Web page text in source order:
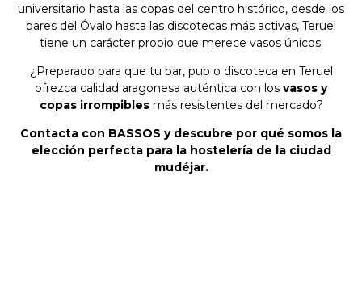
universitario hasta las copas del centro histórico, desde los
bares del Óvalo hasta las discotecas más activas, Teruel
tiene un carácter propio que merece vasos únicos.
¿Preparado para que tu bar, pub o discoteca en Teruel
ofrezca calidad aragonesa auténtica con los vasos y
copas irrompiblesmás resistentes del mercado?
Contacta con BASSOS y descubre por qué somos la
elección perfecta para la hostelería de la ciudad
mudéjar.